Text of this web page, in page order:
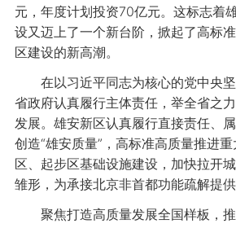
元，年度计划投资70亿元。这标志着
设又迈上了一个新台阶，掀起了高标
区建设的新高潮。
在以习近平同志为核心的党中央坚
省政府认真履行主体责任，举全省之
发展。雄安新区认真履行直接责任、
创造“雄安质量”，高标准高质量推进
区、起步区基础设施建设，加快拉开
雏形，为承接北京非首都功能疏解提供
聚焦打造高质量发展全国样板，推